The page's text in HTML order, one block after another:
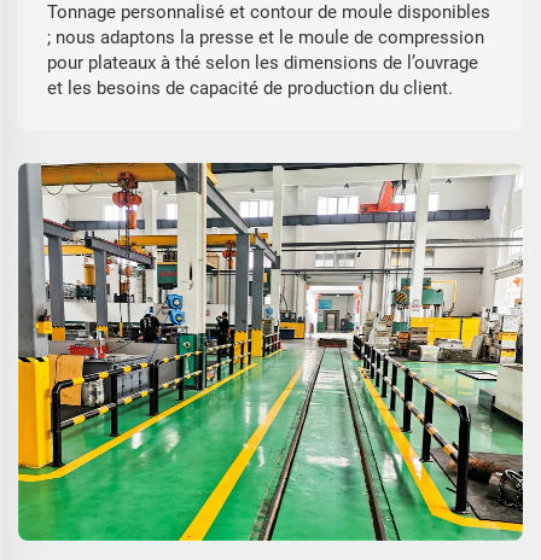
Tonnage personnalisé et contour de moule disponibles
; nous adaptons la presse et le moule de compression
pour plateaux à thé selon les dimensions de l’ouvrage
et les besoins de capacité de production du client.